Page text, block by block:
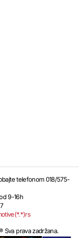
telefonom 018/575-
9-16h
prava zadržana.